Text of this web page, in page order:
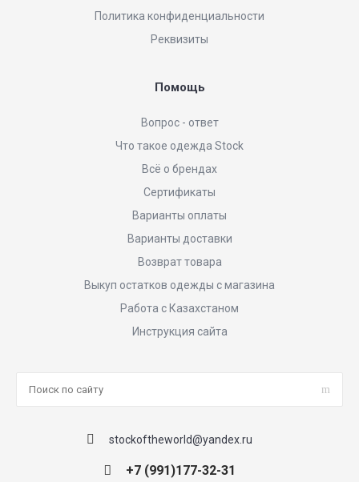
Политика конфиденциальности
Реквизиты
Помощь
Вопрос - ответ
Что такое одежда Stock
Всё о брендах
Сертификаты
Варианты оплаты
Варианты доставки
Возврат товара
Выкуп остатков одежды с магазина
Работа с Казахстаном
Инструкция сайта
stockoftheworld@yandex.ru
+7 (991)177-32-31